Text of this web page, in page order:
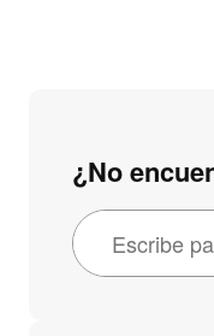
¿No